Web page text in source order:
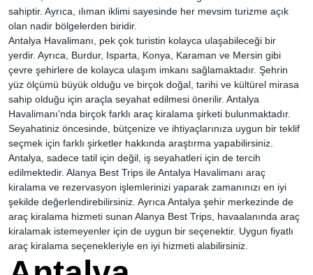
sahiptir. Ayrıca, ılıman iklimi sayesinde her mevsim turizme açık
olan nadir bölgelerden biridir.
Antalya Havalimanı, pek çok turistin kolayca ulaşabileceği bir
yerdir. Ayrıca, Burdur, Isparta, Konya, Karaman ve Mersin gibi
çevre şehirlere de kolayca ulaşım imkanı sağlamaktadır. Şehrin
yüz ölçümü büyük olduğu ve birçok doğal, tarihi ve kültürel mirasa
sahip olduğu için araçla seyahat edilmesi önerilir. Antalya
Havalimanı'nda birçok farklı araç kiralama şirketi bulunmaktadır.
Seyahatiniz öncesinde, bütçenize ve ihtiyaçlarınıza uygun bir teklif
seçmek için farklı şirketler hakkında araştırma yapabilirsiniz.
Antalya, sadece tatil için değil, iş seyahatleri için de tercih
edilmektedir. Alanya Best Trips ile Antalya Havalimanı araç
kiralama ve rezervasyon işlemlerinizi yaparak zamanınızı en iyi
şekilde değerlendirebilirsiniz. Ayrıca Antalya şehir merkezinde de
araç kiralama hizmeti sunan Alanya Best Trips, havaalanında araç
kiralamak istemeyenler için de uygun bir seçenektir. Uygun fiyatlı
araç kiralama seçenekleriyle en iyi hizmeti alabilirsiniz.